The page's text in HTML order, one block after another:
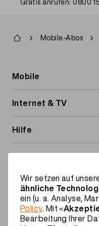
Gratis anrufen: 0800
Pfadnavigation
Mobile-Abos
Footer
navigation
Mobile
Prepaid-Karte
Internet & TV
Internet-Abos
TV-Box installieren
Hilfe
Anleitungen &
Migros Mobile
Über uns
Familienrabatt
Vorteile
Footer
Rechtliche Informationen
Wir setzen auf
ähnliche
ein (u. a. Analyse,
Policy. Mit «
Bearbeitung Ihrer